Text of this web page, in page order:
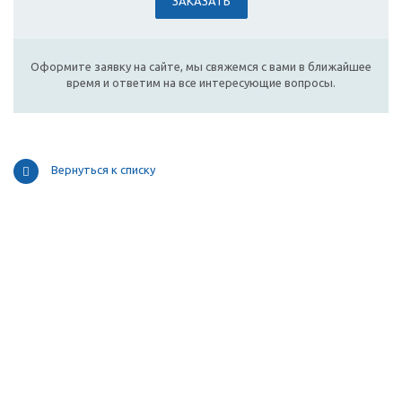
Оформите заявку на сайте, мы свяжемся с вами в ближайшее
время и ответим на все интересующие вопросы.
Вернуться к списку